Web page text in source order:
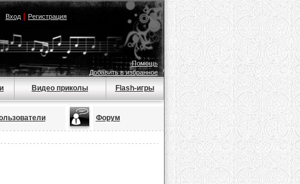
Вход| Регистрация
Помощь
Добавить в избранное
Видео приколы Flash-игры
Форум